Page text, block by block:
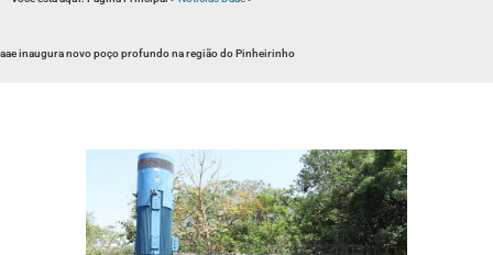
inaugura novo poço profundo na região do Pinheirinho